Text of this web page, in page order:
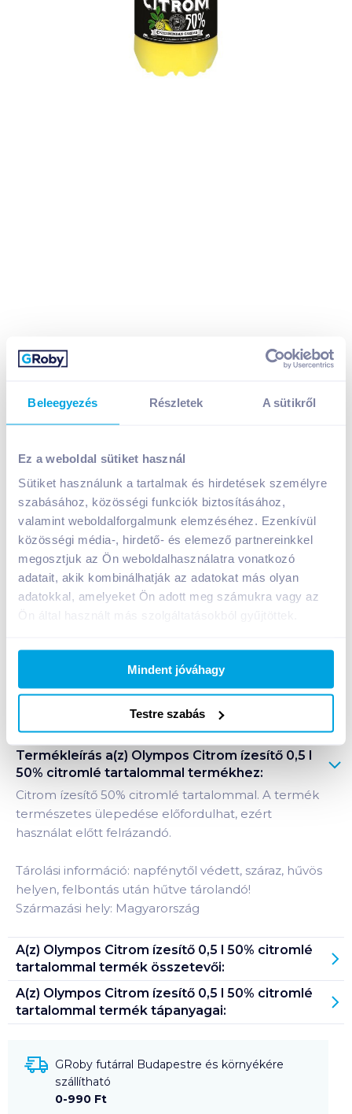
Beleegyezés Részletek A sütikről
Ez a weboldal sütiket használ
Sütiket használunk a tartalmak és hirdetések személyre
szabásához, közösségi funkciók biztosításához,
valamint weboldalforgalmunk elemzéséhez. Ezenkívül
közösségi média-, hirdető- és elemező partnereinkkel
megosztjuk az Ön weboldalhasználatra vonatkozó
adatait, akik kombinálhatják az adatokat más olyan
adatokkal, amelyeket Ön adott meg számukra vagy az
Mindent jóváhagy
Testre szabás
tartalommal
399Ft /db
Egységár: 798Ft /liter
Nettó eladási ár:
314 db 27 % áfa)
Kosárba
Bevásárlólistához adom Értesíts, ha olcsóbb!
Termékleírás a(z) Olympos Citrom ízesítő 0,5 l
50% citromlé tartalommal termékhez:
Citrom ízesítő 50% citromlé tartalommal. A termék
természetes ülepedése előfordulhat, ezért
használat előtt felrázandó.
Tárolási információ: napfénytől védett, száraz, hűvös
helyen, felbontás után hűtve tárolandó!
Származási hely: Magyarország
A(z) Olympos Citrom ízesítő 0,5 l 50% citromlé
tartalommal termék összetevői:
A(z) Olympos Citrom ízesítő 0,5 l 50% citromlé
tartalommal termék tápanyagai:
GRoby futárral Budapestre és környékére
szállítható
0-990 Ft